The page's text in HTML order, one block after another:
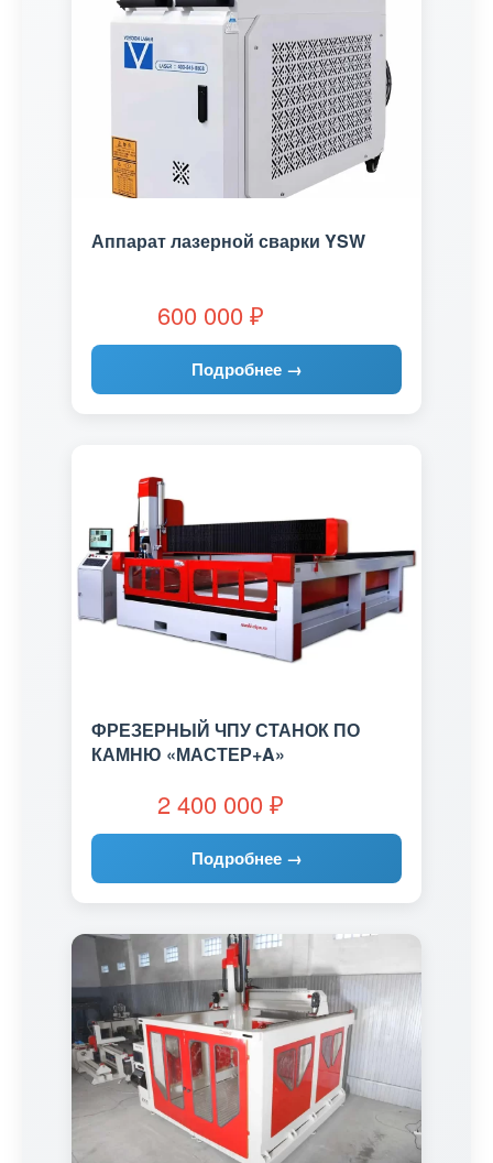
Аппарат лазерной сварки YSW
600 000 ₽
Подробнее →
ФРЕЗЕРНЫЙ ЧПУ СТАНОК ПО
КАМНЮ «МАСТЕР+A»
2 400 000 ₽
Подробнее →